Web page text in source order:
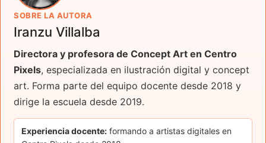
SOBRE LA AUTORA
Iranzu Villalba
Directora y profesora de Concept Art en Centro
Pixels, especializada en ilustración digital y concept
art. Forma parte del equipo docente desde 2018 y
dirige la escuela desde 2019.
Experiencia docente: formando a artistas digitales en